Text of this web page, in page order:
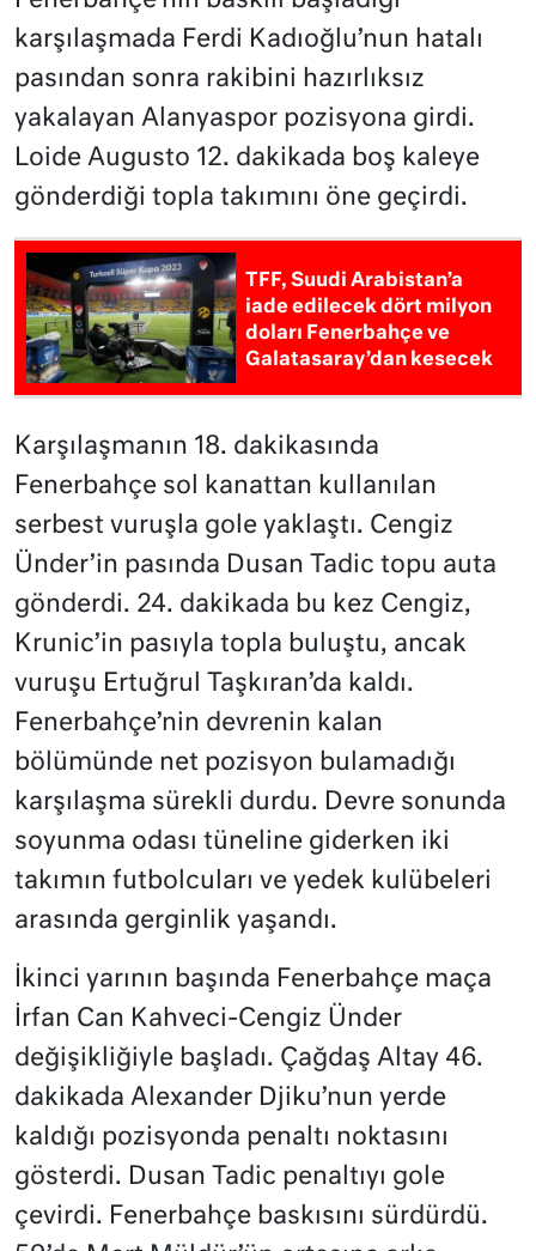
karşılaşmada Ferdi Kadıoğlu’nun hatalı
pasından sonra rakibini hazırlıksız
yakalayan Alanyaspor pozisyona girdi.
Loide Augusto 12. dakikada boş kaleye
gönderdiği topla takımını öne geçirdi.
TFF, Suudi Arabistan’a
iade edilecek dört milyon
doları Fenerbahçe ve
Galatasaray’dan kesecek
Karşılaşmanın 18. dakikasında
Fenerbahçe sol kanattan kullanılan
serbest vuruşla gole yaklaştı. Cengiz
Ünder’in pasında Dusan Tadic topu auta
gönderdi. 24. dakikada bu kez Cengiz,
Krunic’in pasıyla topla buluştu, ancak
vuruşu Ertuğrul Taşkıran’da kaldı.
Fenerbahçe’nin devrenin kalan
bölümünde net pozisyon bulamadığı
karşılaşma sürekli durdu. Devre sonunda
soyunma odası tüneline giderken iki
takımın futbolcuları ve yedek kulübeleri
arasında gerginlik yaşandı.
İkinci yarının başında Fenerbahçe maça
İrfan Can Kahveci-Cengiz Ünder
değişikliğiyle başladı. Çağdaş Altay 46.
dakikada Alexander Djiku’nun yerde
kaldığı pozisyonda penaltı noktasını
gösterdi. Dusan Tadic penaltıyı gole
çevirdi. Fenerbahçe baskısını sürdürdü.